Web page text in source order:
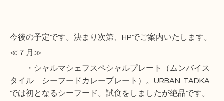
今後の予定です。決まり次第、HPでご案内いたします。
≪７月≫
・シャルマシェフスペシャルプレート（ムンバイス
タイル シーフードカレープレート）。URBAN TADKA
では初となるシーフード。試食をしましたが絶品です。